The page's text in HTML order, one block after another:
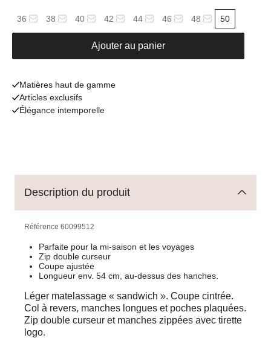
36 38 40 42 44 46 48 50
Ajouter au panier
Matières haut de gamme
Articles exclusifs
Élégance intemporelle
Description du produit
Référence 60099512
Parfaite pour la mi-saison et les voyages
Zip double curseur
Coupe ajustée
Longueur env. 54 cm, au-dessus des hanches.
Léger matelassage « sandwich ». Coupe cintrée.
Col à revers, manches longues et poches plaquées.
Zip double curseur et manches zippées avec tirette
logo.